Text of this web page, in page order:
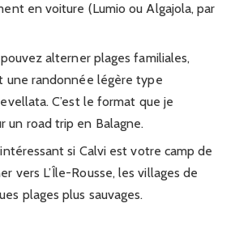
en voiture (Lumio ou Algajola, par
alterner plages familiales,
une randonnée légère type
C’est le format que je
un road trip en Balagne.
si Calvi est votre camp de
vers L’Île-Rousse, les villages de
plages plus sauvages.